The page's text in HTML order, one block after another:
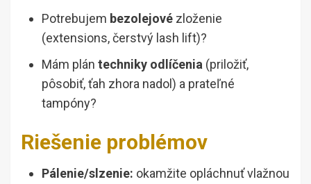
Potrebujem bezolejové zloženie
(extensions, čerstvý lash lift)?
Mám plán techniky odlíčenia (priložiť,
pôsobiť, ťah zhora nadol) a prateľné
tampóny?
Riešenie problémov
Pálenie/slzenie: okamžite opláchnuť vlažnou